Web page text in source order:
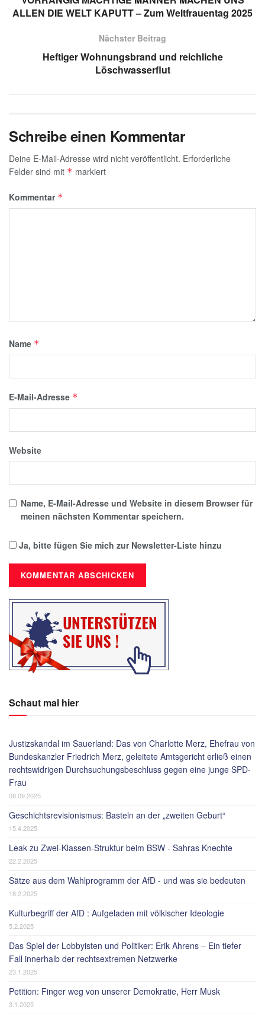
p m n o
o
k
e
ALLEN DIE WELT KAPUTT – Zum Weltfrauentag 2025
Nächster Beitrag
Heftiger Wohnungsbrand und reichliche
Löschwasserflut
Schreibe einen Kommentar
Deine E-Mail-Adresse wird nicht veröffentlicht. Erforderliche
Felder sind mit * markiert
Kommentar *
Name *
E-Mail-Adresse *
Website
Name, E-Mail-Adresse und Website in diesem Browser für
meinen nächsten Kommentar speichern.
Ja, bitte fügen Sie mich zur Newsletter-Liste hinzu
Schaut mal hier
Justizskandal im Sauerland: Das von Charlotte Merz, Ehefrau von
Bundeskanzler Friedrich Merz, geleitete Amtsgericht erließ einen
rechtswidrigen Durchsuchungsbeschluss gegen eine junge SPD-
Frau
08.09.2025
Geschichtsrevisionismus: Basteln an der „zweiten Geburt“
15.4.2025
Leak zu Zwei-Klassen-Struktur beim BSW - Sahras Knechte
22.2.2025
Sätze aus dem Wahlprogramm der AfD - und was sie bedeuten
18.2.2025
Kulturbegriff der AfD : Aufgeladen mit völkischer Ideologie
5.2.2025
Das Spiel der Lobbyisten und Politiker: Erik Ahrens – Ein tiefer
Fall innerhalb der rechtsextremen Netzwerke
23.1.2025
Petition: Finger weg von unserer Demokratie, Herr Musk
3.1.2025